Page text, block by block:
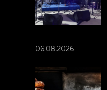
06.08.2026